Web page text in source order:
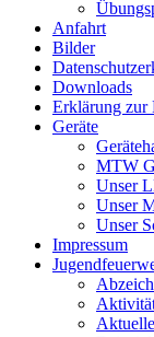
Anfahrt
Bilder
Downloads
Erklärung zur
Geräte
MTW
Unser
Unser
Unser
Impressum